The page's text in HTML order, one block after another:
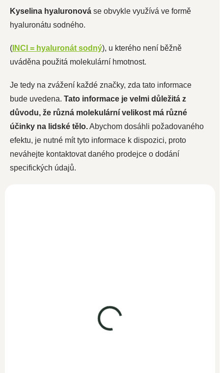
Kyselina hyaluronová se obvykle využívá ve formě
hyaluronátu sodného.
( INCI = hyaluronát sodný), u kterého není běžně
uváděna použitá molekulární hmotnost.
Je tedy na zvážení každé značky, zda tato informace
bude uvedena. Tato informace je velmi důležitá z
důvodu, že různá molekulární velikost má různé
účinky na lidské tělo.Abychom dosáhli požadovaného
efektu, je nutné mít tyto informace k dispozici, proto
neváhejte kontaktovat daného prodejce o dodání
specifických údajů.